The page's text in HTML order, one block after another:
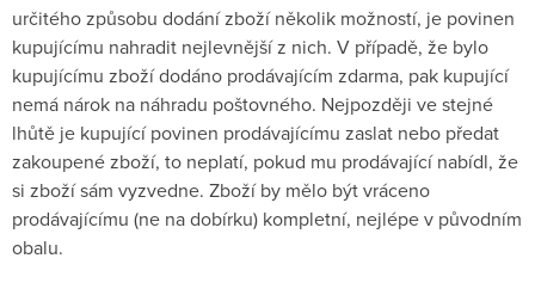
určitého způsobu dodání zboží několik možností, je povinen
kupujícímu nahradit nejlevnější z nich. V případě, že bylo
kupujícímu zboží dodáno prodávajícím zdarma, pak kupující
nemá nárok na náhradu poštovného. Nejpozději ve stejné
lhůtě je kupující povinen prodávajícímu zaslat nebo předat
zakoupené zboží, to neplatí, pokud mu prodávající nabídl, že
si zboží sám vyzvedne. Zboží by mělo být vráceno
prodávajícímu (ne na dobírku) kompletní, nejlépe v původním
obalu.